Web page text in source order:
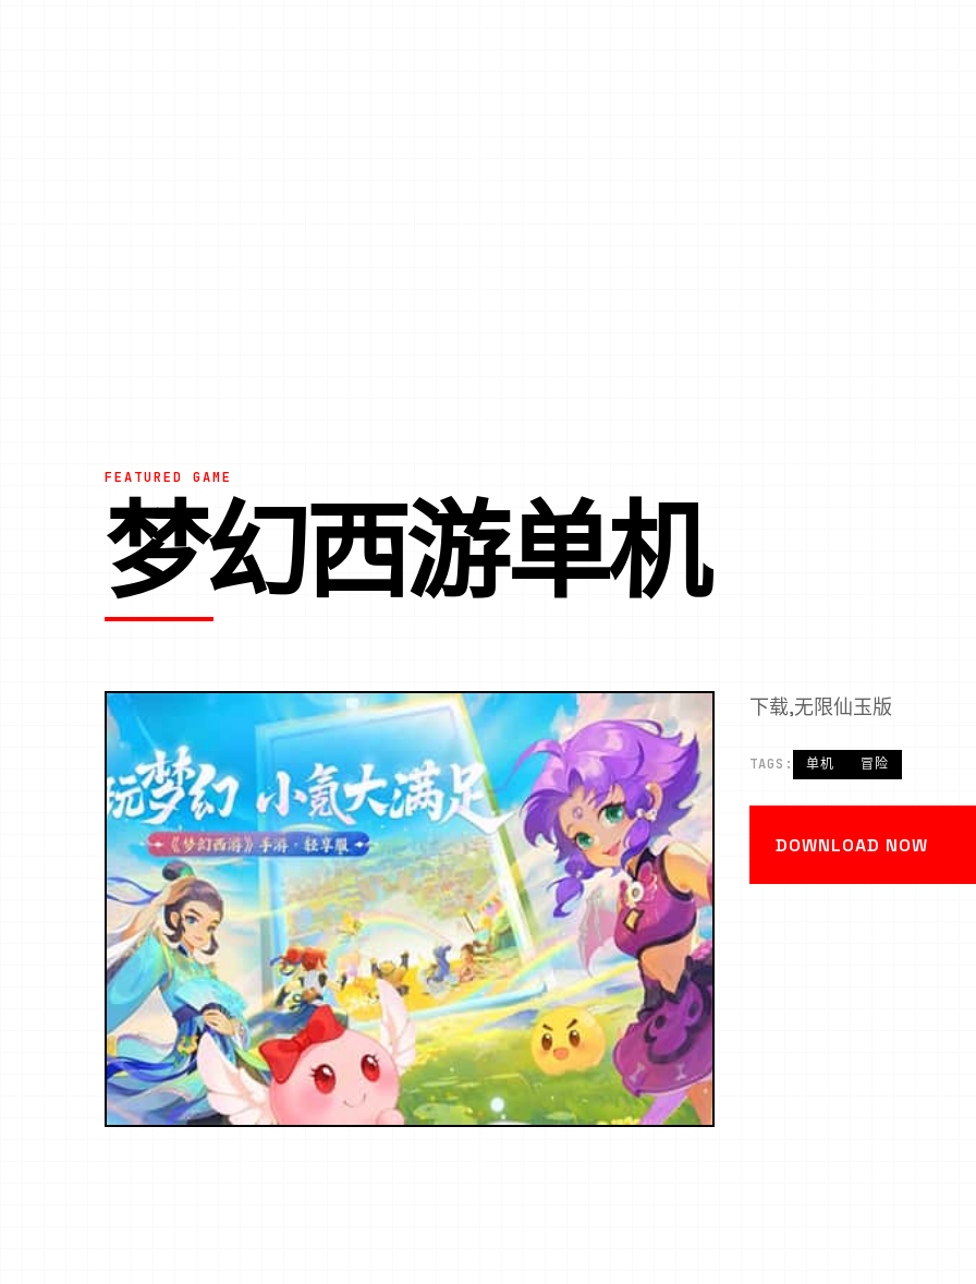
FEATURED GAME
梦幻西游单机
下载,无限仙玉版
TAGS: 单机 冒险
DOWNLOAD NOW